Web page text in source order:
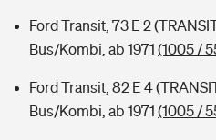
Ford Transit, 73 E 2
Bus/Kombi, ab 1971 (1005 /
Ford Transit, 82 E 4
Bus/Kombi, ab 1971 (1005 /